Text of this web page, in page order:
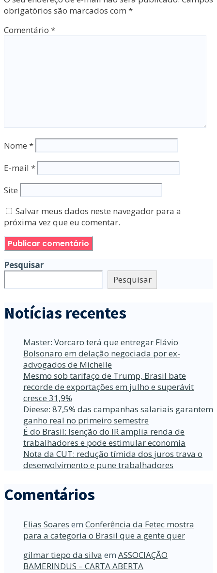
obrigatórios são marcados com *
Comentário *
Nome *
E-mail *
Site
Salvar meus dados neste navegador para a
próxima vez que eu comentar.
Pesquisar
Pesquisar
Notícias recentes
Master: Vorcaro terá que entregar Flávio
Bolsonaro em delação negociada por ex-
advogados de Michelle
Mesmo sob tarifaço de Trump, Brasil bate
recorde de exportações em julho e superávit
cresce 31,9%
Dieese: 87,5% das campanhas salariais garantem
ganho real no primeiro semestre
É do Brasil: Isenção do IR amplia renda de
trabalhadores e pode estimular economia
Nota da CUT: redução tímida dos juros trava o
desenvolvimento e pune trabalhadores
Comentários
Elias Soares em Conferência da Fetec mostra
para a categoria o Brasil que a gente quer
gilmar tiepo da silva em ASSOCIAÇÃO
BAMERINDUS – CARTA ABERTA